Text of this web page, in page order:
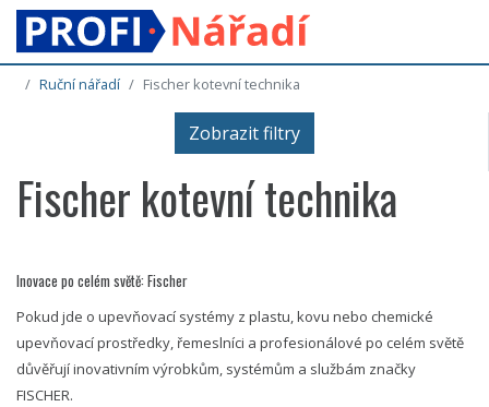
Ruční nářadí Fischer kotevní technika
Zobrazit filtry
Fischer kotevní technika
Inovace po celém světě: Fischer
Pokud jde o upevňovací systémy z plastu, kovu nebo chemické
upevňovací prostředky, řemeslníci a profesionálové po celém světě
důvěřují inovativním výrobkům, systémům a službám značky
FISCHER.